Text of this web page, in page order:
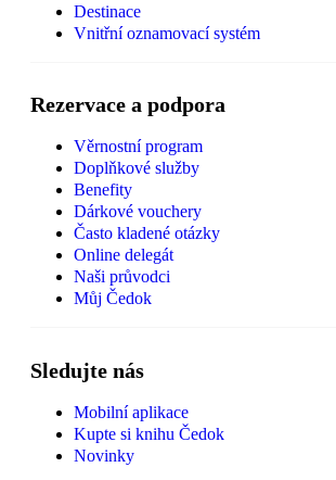
Destinace
Vnitřní oznamovací systém
Rezervace a podpora
Věrnostní program
Doplňkové služby
Benefity
Dárkové vouchery
Často kladené otázky
Online delegát
Naši průvodci
Můj Čedok
Sledujte nás
Mobilní aplikace
Kupte si knihu Čedok
Novinky